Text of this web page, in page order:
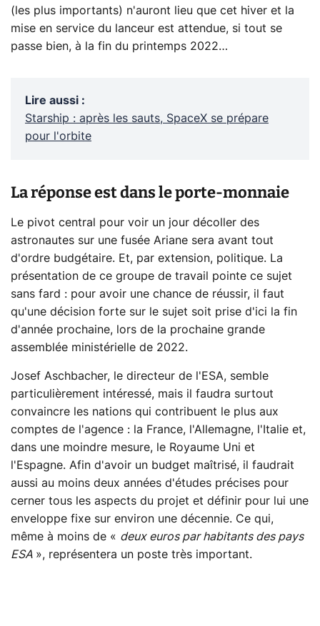
(les plus importants) n'auront lieu que cet hiver et la
mise en service du lanceur est attendue, si tout se
passe bien, à la fin du printemps 2022…
Lire aussi :
Starship : après les sauts, SpaceX se prépare
pour l'orbite
La réponse est dans le porte-monnaie
Le pivot central pour voir un jour décoller des
astronautes sur une fusée Ariane sera avant tout
d'ordre budgétaire. Et, par extension, politique. La
présentation de ce groupe de travail pointe ce sujet
sans fard : pour avoir une chance de réussir, il faut
qu'une décision forte sur le sujet soit prise d'ici la fin
d'année prochaine, lors de la prochaine grande
assemblée ministérielle de 2022.
Josef Aschbacher, le directeur de l'ESA, semble
particulièrement intéressé, mais il faudra surtout
convaincre les nations qui contribuent le plus aux
comptes de l'agence : la France, l'Allemagne, l'Italie et,
dans une moindre mesure, le Royaume Uni et
l'Espagne. Afin d'avoir un budget maîtrisé, il faudrait
aussi au moins deux années d'études précises pour
cerner tous les aspects du projet et définir pour lui une
enveloppe fixe sur environ une décennie. Ce qui,
même à moins de « deux euros par habitants des pays
ESA », représentera un poste très important.